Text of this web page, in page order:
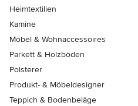
Heimtextilien
Kamine
Möbel & Wohnaccessoires
Parkett & Holzböden
Polsterer
Produkt- & Möbeldesigner
Teppich & Bodenbeläge